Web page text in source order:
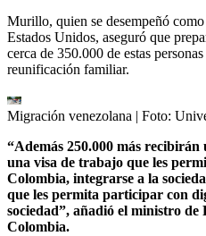
Murillo, quien se desempeñó
Estados Unidos, aseguró que
cerca de 350.000 de estas
reunificación familiar.
Migración venezolana | Foto:
“Además 250.000 más
una visa de trabajo que les
Colombia, integrarse a la
que les permita participar con
sociedad”, añadió el ministro de
Colombia.